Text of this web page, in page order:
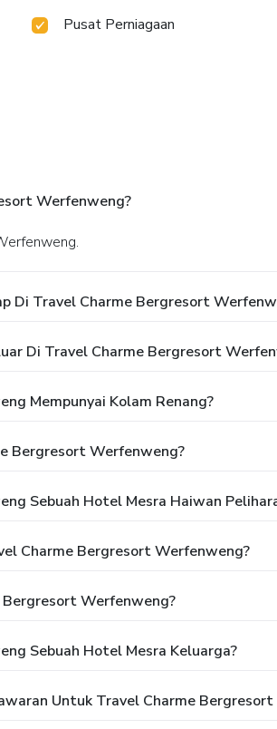
Pusat Perniagaan
Werfenweng?
Di Travel Charme Bergresort
Di Travel Charme Bergresort
Mempunyai Kolam Renang?
Bergresort Werfenweng?
Sebuah Hotel Mesra Haiwan
Charme Bergresort Werfenweng?
Bergresort Werfenweng?
Sebuah Hotel Mesra Keluarga?
Untuk Travel Charme